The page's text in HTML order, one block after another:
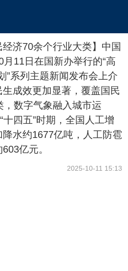
经济70余个行业大类】中国
11日在国新办举行的“高
”系列主题新闻发布会上介
成效更加显著，覆盖国民
数字气象融入城市运
十四五”时期，全国人工增
水约1677亿吨，人工防雹
亿元。
2025-10-11 15:13